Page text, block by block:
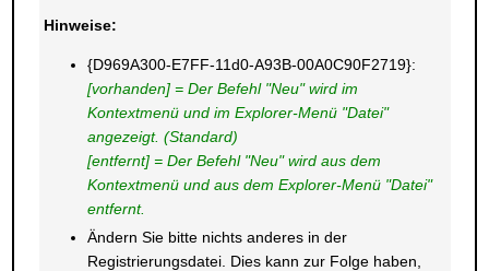
Hinweise:
{D969A300-E7FF-11d0-A93B-00A0C90F2719}:
[vorhanden] = Der Befehl "Neu" wird im
Kontextmenü und im Explorer-Menü "Datei"
angezeigt. (Standard)
[entfernt] = Der Befehl "Neu" wird aus dem
Kontextmenü und aus dem Explorer-Menü "Datei"
entfernt.
Ändern Sie bitte nichts anderes in der
Registrierungsdatei. Dies kann zur Folge haben,